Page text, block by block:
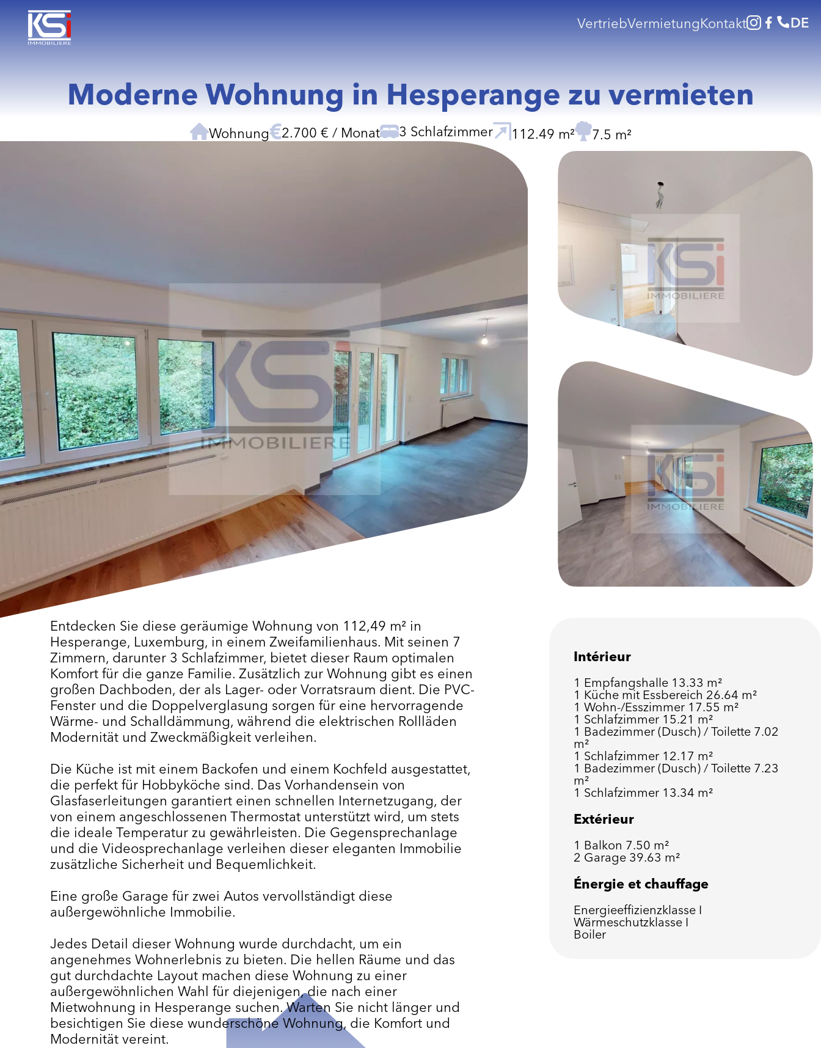
DE
VertriebVermietungKontakt
Moderne Wohnung in Hesperange zu vermieten
Wohnung 2.700 € / Monat 3 Schlafzimmer 112.49 m² 7.5 m²
Entdecken Sie diese geräumige Wohnung von 112,49 m² in
Hesperange, Luxemburg, in einem Zweifamilienhaus. Mit seinen 7
Zimmern, darunter 3 Schlafzimmer, bietet dieser Raum optimalen
Komfort für die ganze Familie. Zusätzlich zur Wohnung gibt es einen
großen Dachboden, der als Lager- oder Vorratsraum dient. Die PVC-
Fenster und die Doppelverglasung sorgen für eine hervorragende
Wärme- und Schalldämmung, während die elektrischen Rollläden
Modernität und Zweckmäßigkeit verleihen.
Die Küche ist mit einem Backofen und einem Kochfeld ausgestattet,
die perfekt für Hobbyköche sind. Das Vorhandensein von
Glasfaserleitungen garantiert einen schnellen Internetzugang, der
von einem angeschlossenen Thermostat unterstützt wird, um stets
die ideale Temperatur zu gewährleisten. Die Gegensprechanlage
und die Videosprechanlage verleihen dieser eleganten Immobilie
zusätzliche Sicherheit und Bequemlichkeit.
Eine große Garage für zwei Autos vervollständigt diese
außergewöhnliche Immobilie.
Jedes Detail dieser Wohnung wurde durchdacht, um ein
angenehmes Wohnerlebnis zu bieten. Die hellen Räume und das
gut durchdachte Layout machen diese Wohnung zu einer
außergewöhnlichen Wahl für diejenigen, die nach einer
Mietwohnung in Hesperange suchen. Warten Sie nicht länger und
besichtigen Sie diese wunderschöne Wohnung, die Komfort und
Modernität vereint.
Intérieur
1 Empfangshalle 13.33 m²
1 Küche mit Essbereich 26.64 m²
1 Wohn-/Esszimmer 17.55 m²
1 Schlafzimmer 15.21 m²
1 Badezimmer (Dusch) / Toilette 7.02
m²
1 Schlafzimmer 12.17 m²
1 Badezimmer (Dusch) / Toilette 7.23
m²
1 Schlafzimmer 13.34 m²
Extérieur
1 Balkon 7.50 m²
2 Garage 39.63 m²
Énergie et chauffage
Energieeffizienzklasse I
Wärmeschutzklasse I
Boiler